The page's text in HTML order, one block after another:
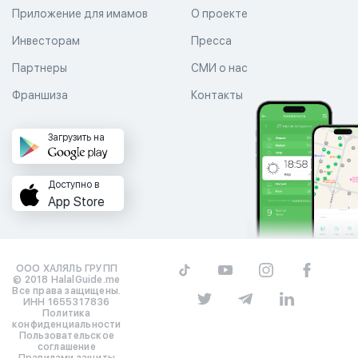
Приложение для имамов О проекте
Пресса
СМИ о нас
Контакты
Инвесторам
Партнеры
Франшиза
Загрузить на
Доступно в
App Store
ООО ХАЛЯЛЬ ГРУПП
© 2018 HalalGuide.me
Все права защищены.
ИНН 1655317836
Политика
конфиденциальности
Пользовательское
соглашение